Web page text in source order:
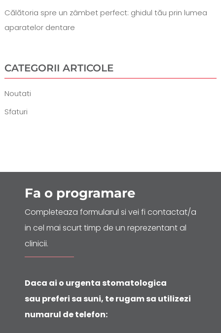
Călătoria spre un zâmbet perfect: ghidul tău prin lumea
aparatelor dentare
CATEGORII ARTICOLE
Noutati
Sfaturi
Fa o programare
Completeaza formularul si vei fi contactat/a
in cel mai scurt timp de un reprezentant al
clinicii.
Daca ai o urgenta stomatologica
sau preferi sa suni, te rugam sa utilizezi
numarul de telefon: